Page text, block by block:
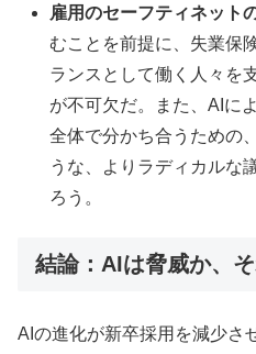
雇用のセーフティネット
むことを前提に、失業保
ランスとして働く人々を
が不可欠だ。また、AIに
全体で分かち合うための
うな、よりラディカルな
ろう。
結論：AIは脅威か、
AIの進化が新卒採用を減少さ